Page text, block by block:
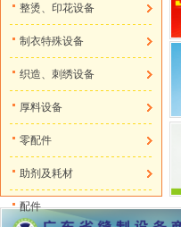
整烫、印花设备
制衣特殊设备
织造、刺绣设备
厚料设备
零配件
助剂及耗材
配件